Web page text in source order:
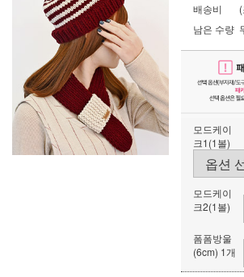
배송비
남은 수량
모드케이
크1(1볼)
모드케이
크2(1볼)
폼폼방울
(6cm) 1개